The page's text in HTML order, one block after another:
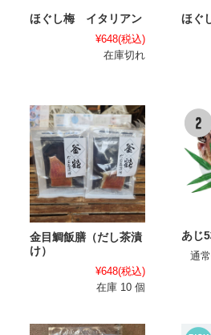
ほぐし梅 イタリアン
¥648(税込)
在庫切れ
ほぐ
金目鯛飯膳（だし茶漬
け）
¥648(税込)
在庫 10 個
あじ
通